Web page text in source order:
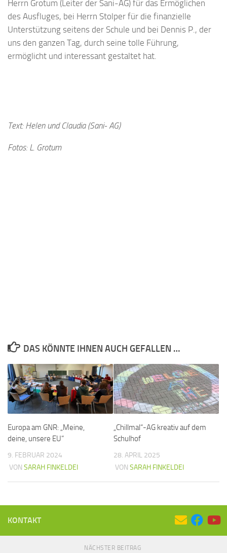
Herrn Grotum (Leiter der Sani-AG) für das Ermöglichen
des Ausfluges, bei Herrn Stolper für die finanzielle
Unterstützung seitens der Schule und bei Dennis P., der
uns den ganzen Tag, durch seine tolle Führung,
ermöglicht und interessant gestaltet hat.
Text: Helen und Claudia (Sani- AG)
Fotos: L. Grotum
DAS KÖNNTE IHNEN AUCH GEFALLEN …
Europa am GNR: „Meine,
deine, unsere EU“
9. FEBRUAR 2024
VON SARAH FINKELDEI
„Chillmal“-AG kreativ auf dem
Schulhof
28. APRIL 2025
VON SARAH FINKELDEI
KONTAKT
NÄCHSTER BEITRAG